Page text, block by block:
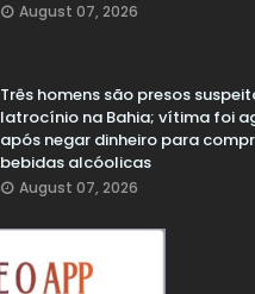
August 07, 2026
Três homens são presos
latrocínio na Bahia; vítima foi
após negar dinheiro para
bebidas alcóolicas
August 07, 2026